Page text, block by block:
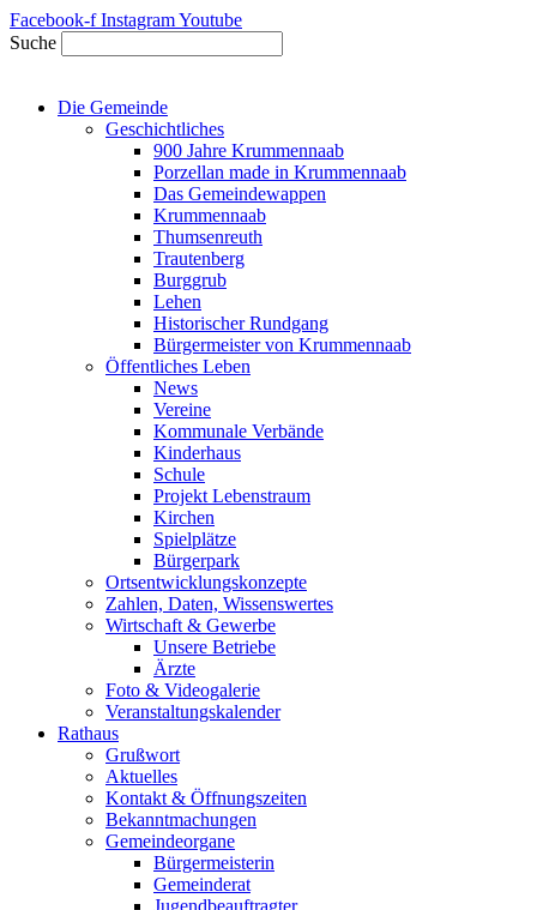
Zum
Inhalt
springen
Facebook-f InstagramYoutube
Suche
Die Gemeinde
Geschichtliches
900 Jahre Krummennaab
Porzellan made in Krummennaab
Das Gemeindewappen
Krummennaab
Thumsenreuth
Trautenberg
Burggrub
Lehen
Historischer Rundgang
Bürgermeister von Krummennaab
Öffentliches Leben
News
Vereine
Kommunale Verbände
Kinderhaus
Schule
Projekt Lebenstraum
Kirchen
Spielplätze
Bürgerpark
Ortsentwicklungskonzepte
Zahlen, Daten, Wissenswertes
Wirtschaft & Gewerbe
Unsere Betriebe
Ärzte
Foto & Videogalerie
Veranstaltungskalender
Rathaus
Grußwort
Aktuelles
Kontakt & Öffnungszeiten
Bekanntmachungen
Gemeindeorgane
Bürgermeisterin
Gemeinderat
Jugendbeauftragter